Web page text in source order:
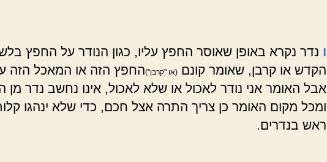
ו נדר נקרא באופן שאוסר החפץ עליו, כגון הנודר על החפץ
הקדש או קרבן, שאומר קונם (או "קרבן")החפץ הזה או המאכל הזה
אבל האומר אני נודר לאכול או שלא לאכול, אינו נחשב נדר מן
ומכל מקום האומר כן צריך התרה אצל חכם, כדי שלא ינהגו
ראש בנדרים.